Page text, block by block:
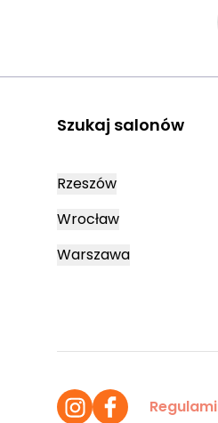
Szukaj salonów
Rzeszów
Wrocław
Warszawa